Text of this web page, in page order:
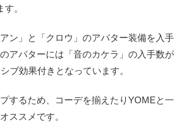
。
ン」と「クロウ」のアバター装備を入手
アバターには「音のカケラ」の入手数が
ブ効果付きとなっています。
するため、コーデを揃えたりYOMEと一
ススメです。